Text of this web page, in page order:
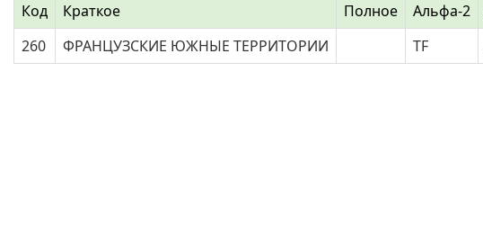
Код
Краткое
Полное Альфа-2
260
ФРАНЦУЗСКИЕ ЮЖНЫЕ ТЕРРИТОРИИ TF